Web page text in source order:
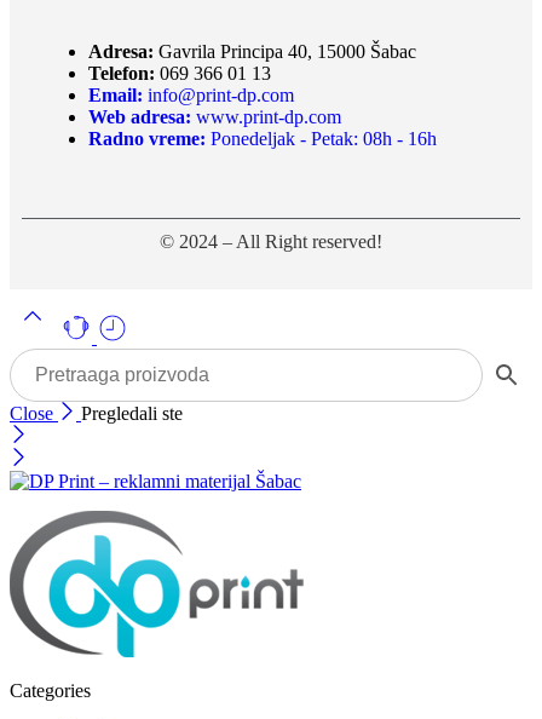
Adresa: Gavrila Principa 40, 15000 Šabac
Telefon: 069 366 01 13
Email: info@print-dp.com
Web adresa: www.print-dp.com
Radno vreme: Ponedeljak - Petak: 08h - 16h
© 2024 – All Right reserved!
Close Pregledali ste
Categories